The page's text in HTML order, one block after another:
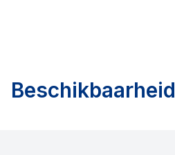
Beschikbaarheid